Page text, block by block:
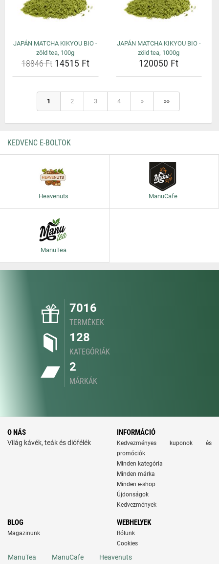
JAPÁN MATCHA KIKYOU BIO -
zöld tea, 100g
18846 Ft14515 Ft
JAPÁN MATCHA KIKYOU BIO -
zöld tea, 1000g
120050 Ft
1 2 3 4 » »»
KEDVENC E-BOLTOK
Heavenuts ManuCafe
ManuTea
7016
TERMÉKEK
128
KATEGÓRIÁK
2
MÁRKÁK
O NÁS
Világ kávék, teák és diófélék
INFORMÁCIÓ
Kedvezményes kuponok és
promóciók
Minden kategória
Minden márka
Minden e-shop
Újdonságok
Kedvezmények
BLOG
Magazinunk
WEBHELYEK
Rólunk
Cookies
ManuTea ManuCafe Heavenuts